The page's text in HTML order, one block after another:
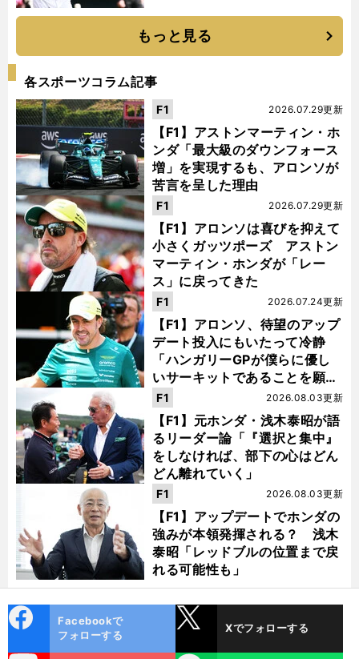
もっと見る
各スポーツコラム記事
【F1】アストンマーティン・ホ
ンダ「最大級のダウンフォース
増」を実現するも、アロンソが
苦言を呈した理由
2026.07.29更新
F1
【F1】アロンソは喜びを抑えて
小さくガッツポーズ アストン
マーティン・ホンダが「レー
ス」に戻ってきた
2026.07.29更新
F1
【F1】アロンソ、待望のアップ
デート投入にもいたって冷静
「ハンガリーGPが僕らに優し
いサーキットであることを願
う」
2026.07.24更新
F1
【F1】元ホンダ・浅木泰昭が語
るリーダー論「『選択と集中』
をしなければ、部下の心はどん
どん離れていく」
2026.08.03更新
F1
【F1】アップデートでホンダの
強みが本領発揮される？ 浅木
泰昭「レッドブルの位置まで戻
れる可能性も」
2026.08.03更新
F1
ok
Facebookで
フォローする
Xでフォローする